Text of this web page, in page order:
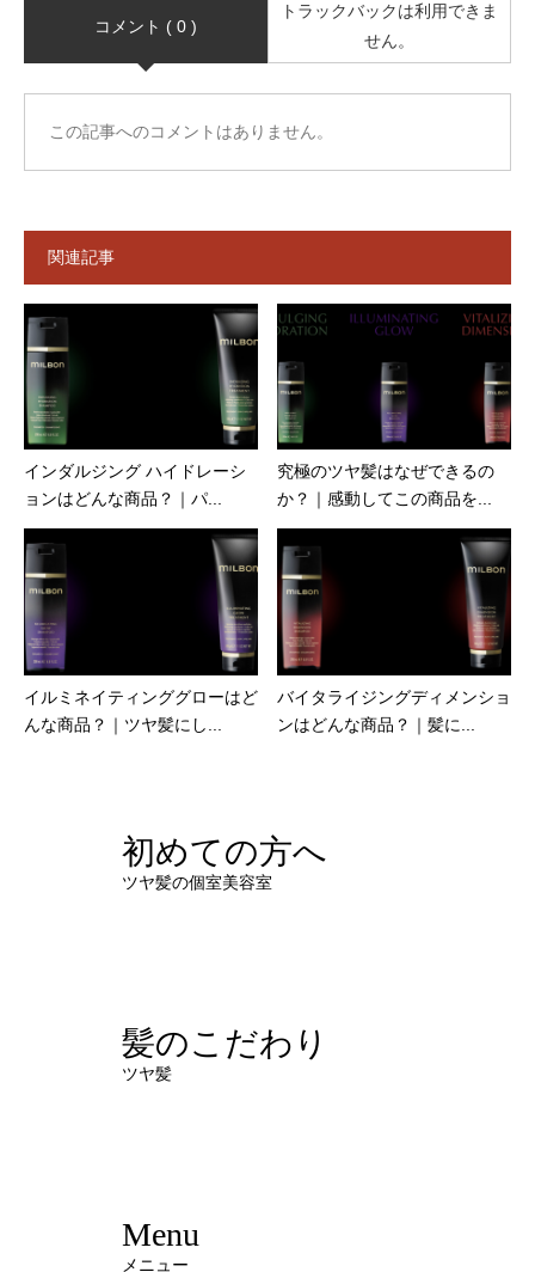
コメント ( 0 )
トラックバックは利用できま
せん。
この記事へのコメントはありません。
関連記事
インダルジング ハイドレーシ
ョンはどんな商品？｜パ...
究極のツヤ髪はなぜできるの
か？｜感動してこの商品を...
イルミネイティンググローはど
んな商品？｜ツヤ髪にし...
バイタライジングディメンショ
ンはどんな商品？｜髪に...
初めての方へ
ツヤ髪の個室美容室
髪のこだわり
ツヤ髪
Menu
メニュー